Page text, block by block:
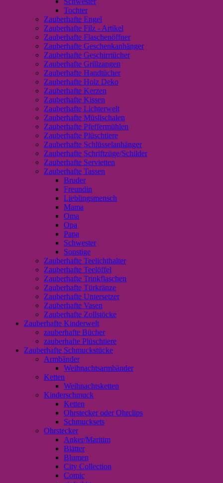
Tochter
Zauberhafte Engel
Zauberhafte Filz - Artikel
Zauberhafte Flaschenöffner
Zauberhafte Geschenkanhänger
Zauberhafte Geschirrtücher
Zauberhafte Grillzangen
Zauberhafte Handtücher
Zauberhafte Holz Deko
Zauberhafte Kerzen
Zauberhafte Kissen
Zauberhafte Lichterwelt
Zauberhafte Müslischalen
Zauberhafte Pfeffermühlen
Zauberhafte Plüschtiere
Zauberhafte Schlüsselanhänger
Zauberhafte Schriftzüge/Schilder
Zauberhafte Servietten
Zauberhafte Tassen
Bruder
Freundin
Lieblingsmensch
Mama
Oma
Opa
Papa
Schwester
Sonstige
Zauberhafte Teelichthalter
Zauberhafte Teelöffel
Zauberhafte Trinkflaschen
Zauberhafte Türkränze
Zauberhafte Untersetzer
Zauberhafte Vasen
Zauberhafte Zollstöcke
Zauberhafte Kinderwelt
zauberhafte Bücher
zauberhafte Plüschtiere
Zauberhafte Schmuckstücke
Armbänder
Weihnachtsarmbänder
Ketten
Weihnachtsketten
Kinderschmuck
Ketten
Ohrstecker oder Ohrclips
Schmucksets
Ohrstecker
Anker/Maritim
Blätter
Blumen
City Collection
Comic